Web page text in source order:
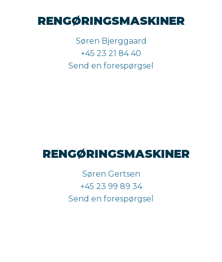
RENGØRINGSMASKINER
Søren Bjerggaard
+45 23 21 84 40
Send en forespørgsel
RENGØRINGSMASKINER
Søren Gertsen
+45 23 99 89 34
Send en forespørgsel